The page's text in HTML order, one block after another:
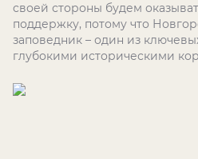
своей стороны будем
поддержку, потому что
заповедник – один из
глубокими историческими